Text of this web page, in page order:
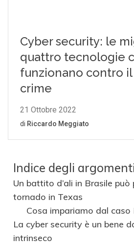
Indice degli
Un battito d’ali in Brasile può
tornado in Texas
Cosa impariamo dal caso
La cyber security è un bene
intrinseco